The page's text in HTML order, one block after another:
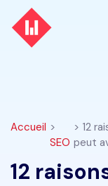
Accueil >
SEO
> 12
peut
12